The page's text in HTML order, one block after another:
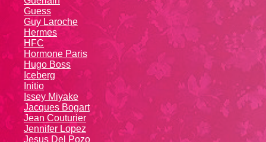
Guess
Guy Laroche
Hermes
HFC
Hormone Paris
Hugo Boss
Iceberg
Initio
Issey Miyake
Jacques Bogart
Jean Couturier
Jennifer Lopez
Jesus Del Pozo